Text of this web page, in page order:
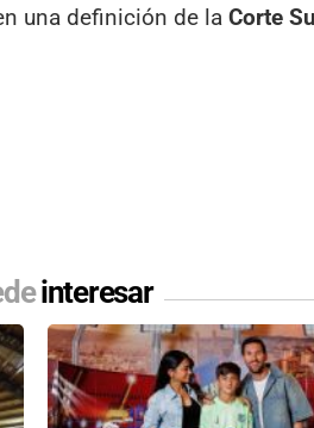
una definición de la Corte
interesar